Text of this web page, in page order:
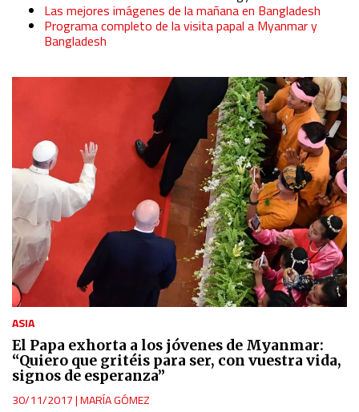
Las mejores imágenes de la mañana en Bangladesh
Programa completo de la visita papal a Myanmar y
Bangladesh
ASIA
El Papa exhorta a los jóvenes de Myanmar:
“Quiero que gritéis para ser, con vuestra vida,
signos de esperanza”
30/11/2017|MARÍA GÓMEZ